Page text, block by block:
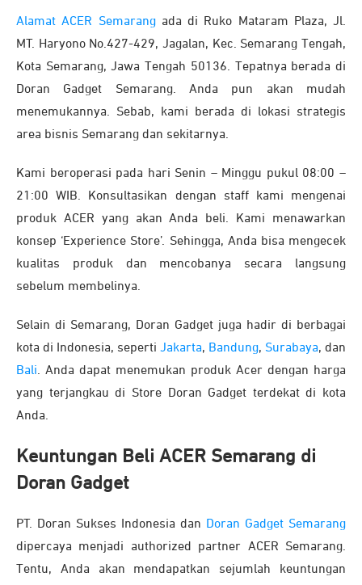
Alamat ACER Semarangada di Ruko Mataram Plaza, Jl.
MT. Haryono No.427-429, Jagalan, Kec. Semarang Tengah,
Kota Semarang, Jawa Tengah 50136. Tepatnya berada di
Doran Gadget Semarang. Anda pun akan mudah
menemukannya. Sebab, kami berada di lokasi strategis
area bisnis Semarang dan sekitarnya.
Kami beroperasi pada hari Senin – Minggu pukul 08:00 –
21:00 WIB. Konsultasikan dengan staff kami mengenai
produk ACER yang akan Anda beli. Kami menawarkan
konsep ‘Experience Store’. Sehingga, Anda bisa mengecek
kualitas produk dan mencobanya secara langsung
sebelum membelinya.
Selain di Semarang, Doran Gadget juga hadir di berbagai
kota di Indonesia, seperti Jakarta, Bandung, Surabaya, dan
Bali. Anda dapat menemukan produk Acer dengan harga
yang terjangkau di Store Doran Gadget terdekat di kota
Anda.
Keuntungan Beli ACER Semarang di
Doran Gadget
PT. Doran Sukses Indonesia dan Doran Gadget Semarang
dipercaya menjadi authorized partner ACER Semarang.
Tentu, Anda akan mendapatkan sejumlah keuntungan